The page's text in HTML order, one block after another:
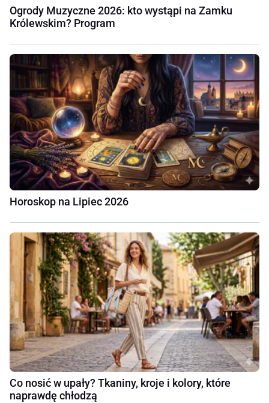
Ogrody Muzyczne 2026: kto wystąpi na Zamku
Królewskim? Program
Horoskop na Lipiec 2026
Co nosić w upały? Tkaniny, kroje i kolory, które
naprawdę chłodzą